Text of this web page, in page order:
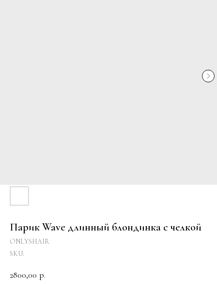
Парик Wave длинный блондинка с челкой
ONLYSHAIR
SKU:
2800,00 р.